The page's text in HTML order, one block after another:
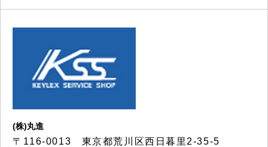
(株)丸進
〒116-0013 東京都荒川区西日暮里2-35-5